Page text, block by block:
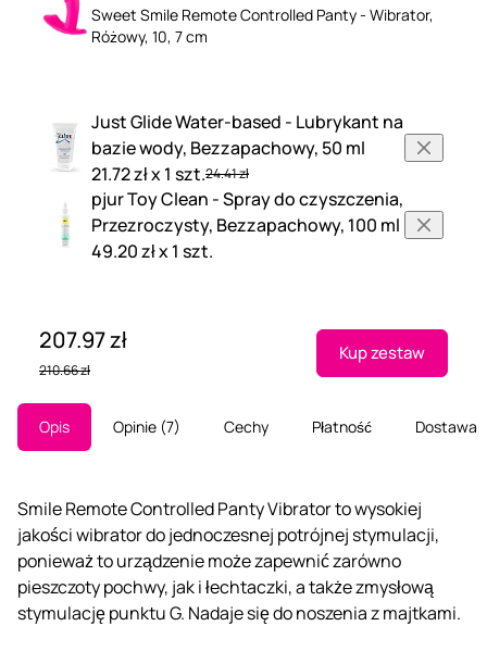
Sweet Smile Remote Controlled Panty - Wibrator,
Różowy, 10, 7 cm
Just Glide Water-based - Lubrykant na
bazie wody, Bezzapachowy, 50 ml
21.72 zł x 1 szt.24.41 zł
pjur Toy Clean - Spray do czyszczenia,
Przezroczysty, Bezzapachowy, 100 ml
49.20 zł x 1 szt.
207.97 zł
210.66 zł
Kup zestaw
Opis Opinie 7 Cechy Płatność Dostawa
Smile Remote Controlled Panty Vibrator to wysokiej
jakości wibrator do jednoczesnej potrójnej stymulacji,
ponieważ to urządzenie może zapewnić zarówno
pieszczoty pochwy, jak i łechtaczki, a także zmysłową
stymulację punktu G. Nadaje się do noszenia z majtkami.